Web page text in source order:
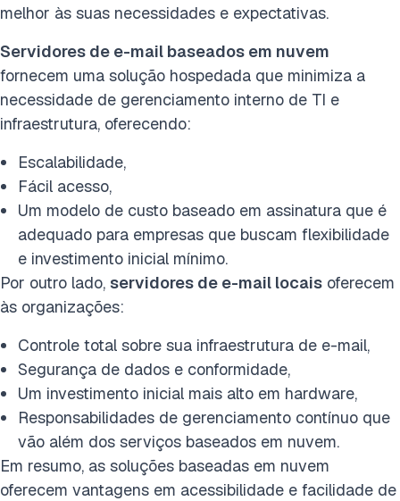
melhor às suas necessidades e expectativas.
Servidores de e-mail baseados em nuvem
fornecem uma solução hospedada que minimiza a
necessidade de gerenciamento interno de TI e
infraestrutura, oferecendo:
Escalabilidade,
Fácil acesso,
Um modelo de custo baseado em assinatura que é
adequado para empresas que buscam flexibilidade
e investimento inicial mínimo.
Por outro lado, servidores de e-mail locais oferecem
às organizações:
Controle total sobre sua infraestrutura de e-mail,
Segurança de dados e conformidade,
Um investimento inicial mais alto em hardware,
Responsabilidades de gerenciamento contínuo que
vão além dos serviços baseados em nuvem.
Em resumo, as soluções baseadas em nuvem
oferecem vantagens em acessibilidade e facilidade de